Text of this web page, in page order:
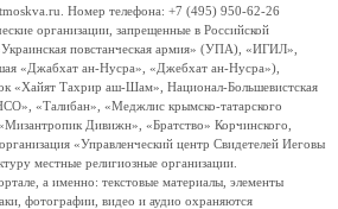
Номер телефона: +7 (495) 950-62-26
организации, запрещенные в Российской
повстанческая армия» (УПА), «ИГИЛ»,
«Джабхат ан-Нусра», «Джебхат ан-Нусра»),
«Хайят Тахрир аш-Шам», Национал-Большевистская
«Талибан», «Меджлис крымско-татарского
Дивижн», «Братство» Корчинского,
«Управленческий центр Свидетелей Иеговы
местные религиозные организации.
а именно: текстовые материалы, элементы
фотографии, видео и аудио охраняются